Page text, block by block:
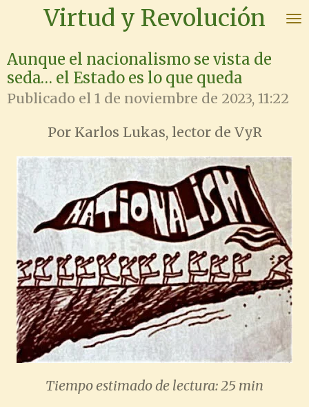
contenido
principal
Virtud y Revolución
Aunque el nacionalismo se vista de
seda… el Estado es lo que queda
Publicado el 1 de noviembre de 2023, 11:22
Por Karlos Lukas, lector de VyR
Tiempo estimado de lectura: 25 min